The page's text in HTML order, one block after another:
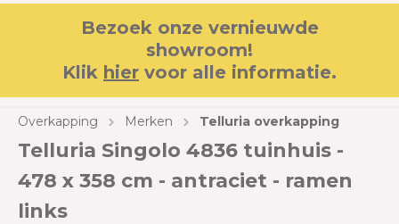
Bezoek onze vernieuwde
showroom!
Klik hier voor alle informatie.
Overkapping Merken Telluria overkapping
Telluria Singolo 4836 tuinhuis -
478 x 358 cm - antraciet - ramen
links